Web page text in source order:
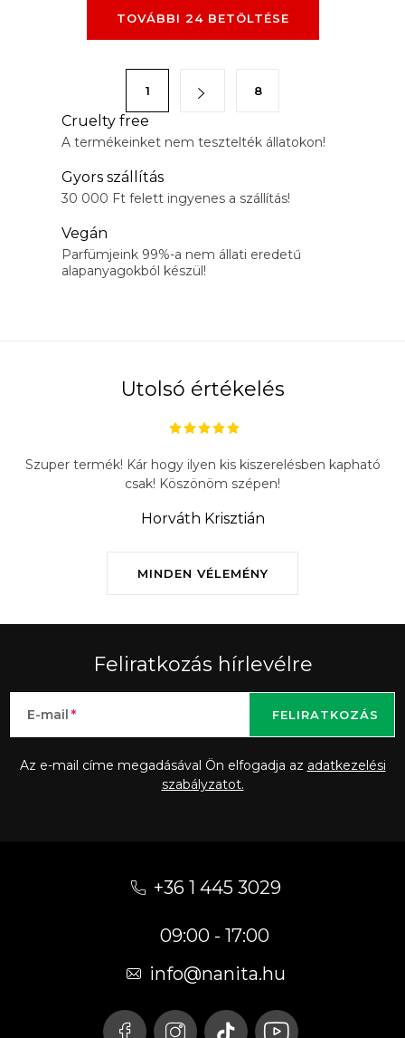
TOVÁBBI 24 BETÖLTÉSE
1 8
Cruelty free
A termékeinket nem tesztelték állatokon!
Gyors szállítás
30 000 Ft felett ingyenes a szállítás!
Vegán
Parfümjeink 99%-a nem állati eredetű
alapanyagokból készül!
Utolsó értékelés
MINDEN VÉLEMÉNY
Szuper termék! Kár hogy ilyen kis kiszerelésben kapható
csak! Köszönöm szépen!
Horváth Krisztián
Feliratkozás hírlevélre
E-mail
Az e-mail címe megadásával Ön elfogadja az adatkezelési
szabályzatot.
FELIRATKOZÁS
+36 1 445 3029
09:00 - 17:00
info@nanita.hu